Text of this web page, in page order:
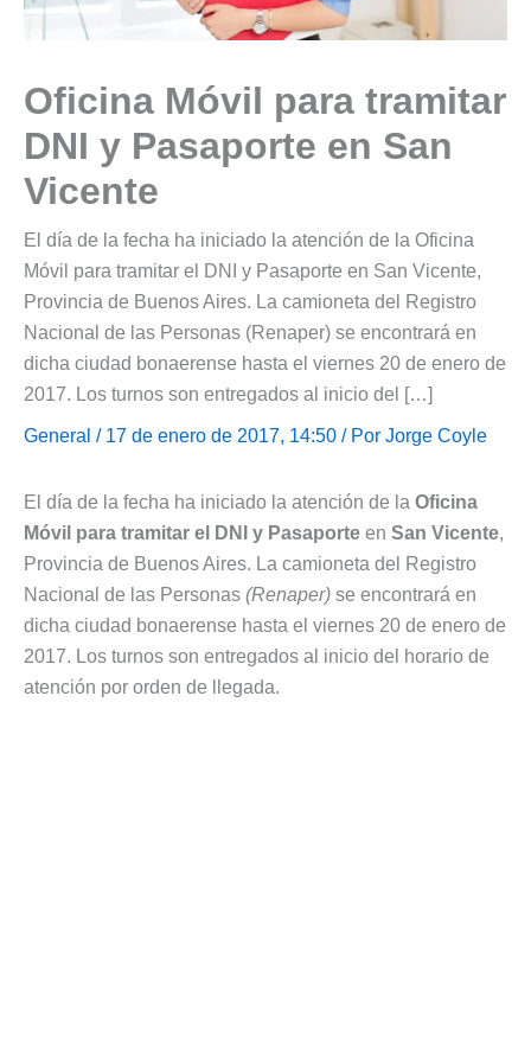
Oficina Móvil para tramitar
DNI y Pasaporte en San
Vicente
El día de la fecha ha iniciado la atención de la Oficina
Móvil para tramitar el DNI y Pasaporte en San Vicente,
Provincia de Buenos Aires. La camioneta del Registro
Nacional de las Personas (Renaper) se encontrará en
dicha ciudad bonaerense hasta el viernes 20 de enero de
2017. Los turnos son entregados al inicio del […]
General / 17 de enero de 2017, 14:50 / Por Jorge Coyle
El día de la fecha ha iniciado la atención de la Oficina
Móvil para tramitar el DNI y Pasaporte en San Vicente,
Provincia de Buenos Aires. La camioneta del Registro
Nacional de las Personas (Renaper) se encontrará en
dicha ciudad bonaerense hasta el viernes 20 de enero de
2017. Los turnos son entregados al inicio del horario de
atención por orden de llegada.